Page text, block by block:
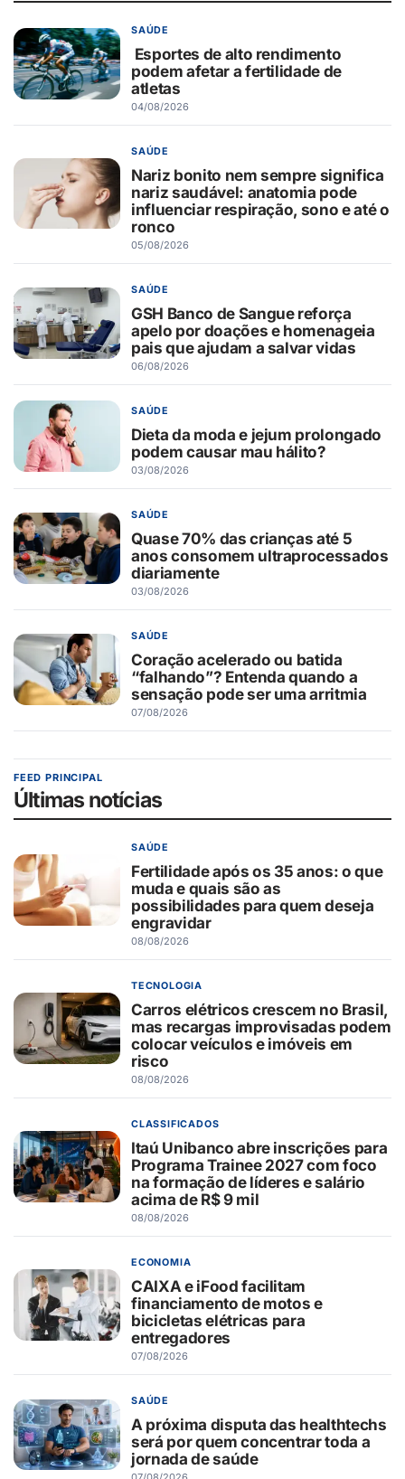
SAÚDE
Esportes de alto rendimento
podem afetar a fertilidade de
atletas
04/08/2026
SAÚDE
Nariz bonito nem sempre significa
nariz saudável: anatomia pode
influenciar respiração, sono e até o
ronco
05/08/2026
SAÚDE
GSH Banco de Sangue reforça
apelo por doações e homenageia
pais que ajudam a salvar vidas
06/08/2026
SAÚDE
Dieta da moda e jejum prolongado
podem causar mau hálito?
03/08/2026
SAÚDE
Quase 70% das crianças até 5
anos consomem ultraprocessados
diariamente
03/08/2026
SAÚDE
Coração acelerado ou batida
“falhando”? Entenda quando a
sensação pode ser uma arritmia
07/08/2026
FEED PRINCIPAL
Últimas notícias
SAÚDE
Fertilidade após os 35 anos: o que
muda e quais são as
possibilidades para quem deseja
engravidar
08/08/2026
TECNOLOGIA
Carros elétricos crescem no Brasil,
mas recargas improvisadas podem
colocar veículos e imóveis em
risco
08/08/2026
CLASSIFICADOS
Itaú Unibanco abre inscrições para
Programa Trainee 2027 com foco
na formação de líderes e salário
acima de R$ 9 mil
08/08/2026
ECONOMIA
CAIXA e iFood facilitam
financiamento de motos e
bicicletas elétricas para
entregadores
07/08/2026
SAÚDE
A próxima disputa das healthtechs
será por quem concentrar toda a
jornada de saúde